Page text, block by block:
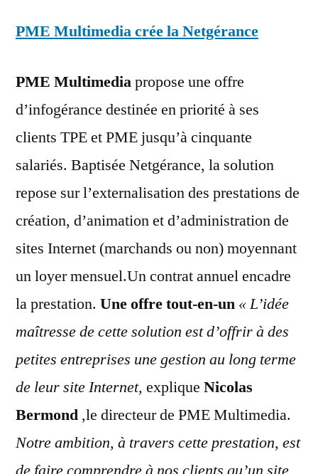
PME Multimedia créela Netgérance
PME Multimediapropose une offre
d’infogérance destinée en priorité à ses
clients TPE et PME jusqu’à cinquante
salariés. Baptisée Netgérance, la solution
repose sur l’externalisation des prestations de
création, d’animation et d’administration de
sites Internet (marchands ou non) moyennant
un loyer mensuel.Un contrat annuel encadre
la prestation. Une offre tout-en-un « L’idée
maîtresse de cette solution estd’offrir à des
petites entreprises unegestion au long terme
de leur site Internet, explique Nicolas
Bermond ,le directeur de PME Multimedia.
Notreambition, à travers cette prestation, est